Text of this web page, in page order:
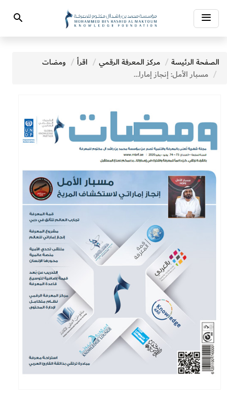
Toggle
navigation
Search
الصفحة الرئيسة مركز المعرفة الرقمي اقرأ
ومضات
مسبار الأمل: إنجاز إماراتي لاستكشاف المريخ